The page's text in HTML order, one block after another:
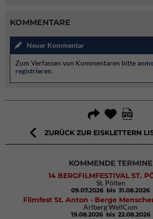
KOMMENTARE
Neuer Kommentar
Zum Verfassen von Kommentaren bitte
registrieren.
ZURÜCK ZUR EISKLETTERN
KOMMENDE TERMINE
14 BERGFILMFESTIVAL ST.
St. Pölten
09.07.2026 bis 31.08.2026
Filmfest St. Anton - Berge
Arlberg WellCom
19.08.2026 bis 22.08.2026